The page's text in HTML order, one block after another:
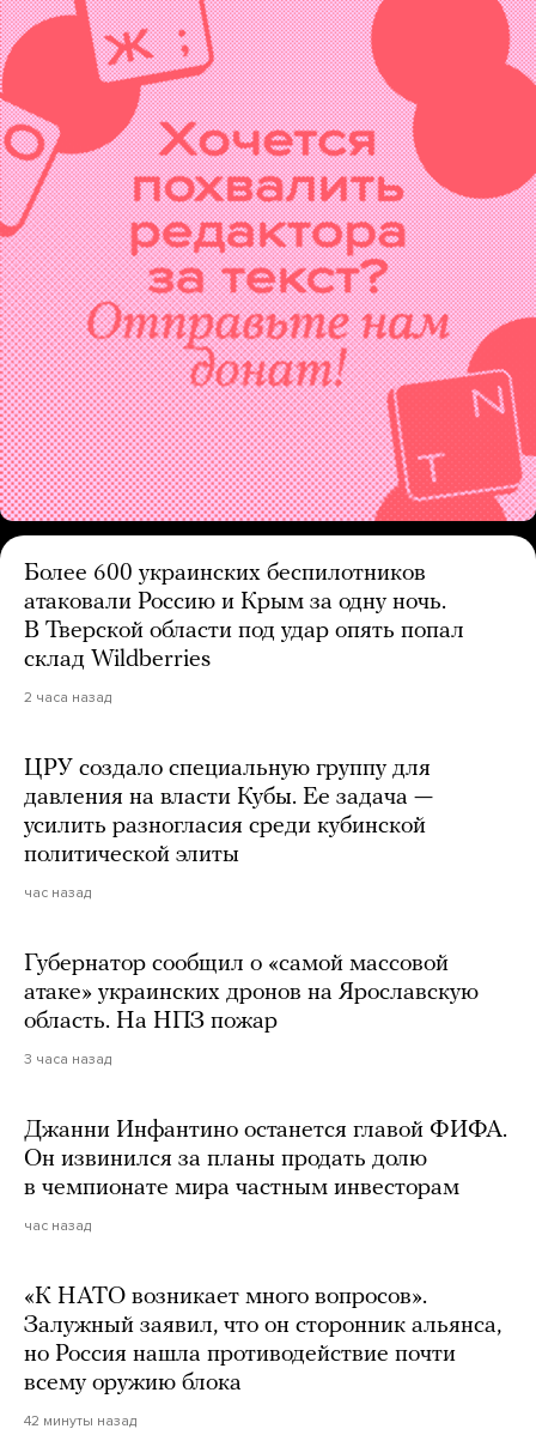
Более 600 украинских беспилотников
атаковали Россию и Крым за одну ночь.
В Тверской области под удар опять попал
склад Wildberries
2 часа назад
ЦРУ создало специальную группу для
давления на власти Кубы. Ее задача —
усилить разногласия среди кубинской
политической элиты
час назад
Губернатор сообщил о «самой массовой
атаке» украинских дронов на Ярославскую
область. На НПЗ пожар
3 часа назад
Джанни Инфантино останется главой ФИФА.
Он извинился за планы продать долю
в чемпионате мира частным инвесторам
час назад
«К НАТО возникает много вопросов».
Залужный заявил, что он сторонник альянса,
но Россия нашла противодействие почти
всему оружию блока
42 минуты назад